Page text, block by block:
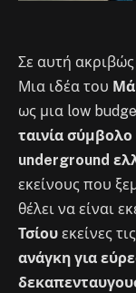
Σε αυτή ακριβώς
Μια ιδέα του
ως μια low
ταινία
underground
εκείνους που
θέλει να είναι
Τσίου εκείνες
ανάγκη για